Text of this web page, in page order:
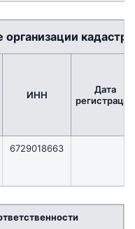
ИНН
Дата
регистрации
6729018663